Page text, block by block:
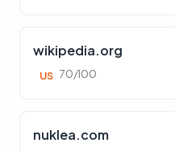
wikipedia.org
US 70/100
nuklea.com